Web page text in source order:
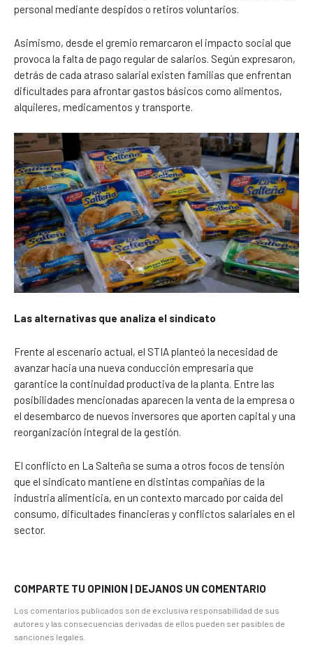
personal mediante despidos o retiros voluntarios.
Asimismo, desde el gremio remarcaron el impacto social que
provoca la falta de pago regular de salarios. Según expresaron,
detrás de cada atraso salarial existen familias que enfrentan
dificultades para afrontar gastos básicos como alimentos,
alquileres, medicamentos y transporte.
Las alternativas que analiza el sindicato
Frente al escenario actual, el STIA planteó la necesidad de
avanzar hacia una nueva conducción empresaria que
garantice la continuidad productiva de la planta. Entre las
posibilidades mencionadas aparecen la venta de la empresa o
el desembarco de nuevos inversores que aporten capital y una
reorganización integral de la gestión.
El conflicto en La Salteña se suma a otros focos de tensión
que el sindicato mantiene en distintas compañías de la
industria alimenticia, en un contexto marcado por caída del
consumo, dificultades financieras y conflictos salariales en el
sector.
COMPARTE TU OPINION | DEJANOS UN COMENTARIO
Los comentarios publicados son de exclusiva responsabilidad de sus
autores y las consecuencias derivadas de ellos pueden ser pasibles de
sanciones legales.